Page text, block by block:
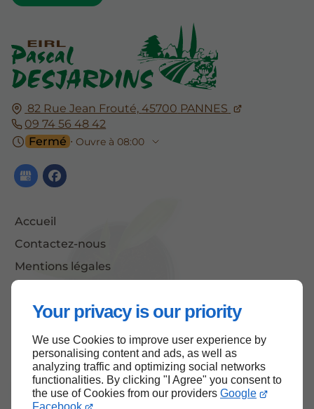
Your privacy is our priority
We use Cookies to improve user experience by
personalising content and ads, as well as
analyzing traffic and optimizing social networks
functionalities. By clicking "I Agree" you consent to
the use of Cookies from our providers Google
Facebook
82 Rue Jean Frouté, 45700 PANNES
09 74 56 48 42
Fermé ⋅ Ouvre à 08:00
Accueil
Contactez-nous
Mentions légales
Haut de page